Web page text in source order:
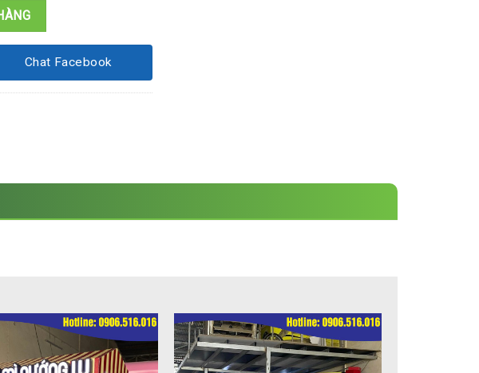
Chat Facebook